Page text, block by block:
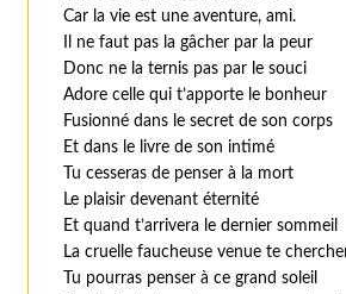
Car la vie est une aventure, ami.
Il ne faut pas la gâcher par la peur
Donc ne la ternis pas par le souci
Adore celle qui t’apporte le bonheur
Fusionné dans le secret de son corps
Et dans le livre de son intimé
Tu cesseras de penser à la mort
Le plaisir devenant éternité
Et quand t’arrivera le dernier sommeil
La cruelle faucheuse venue te
Tu pourras penser à ce grand soleil